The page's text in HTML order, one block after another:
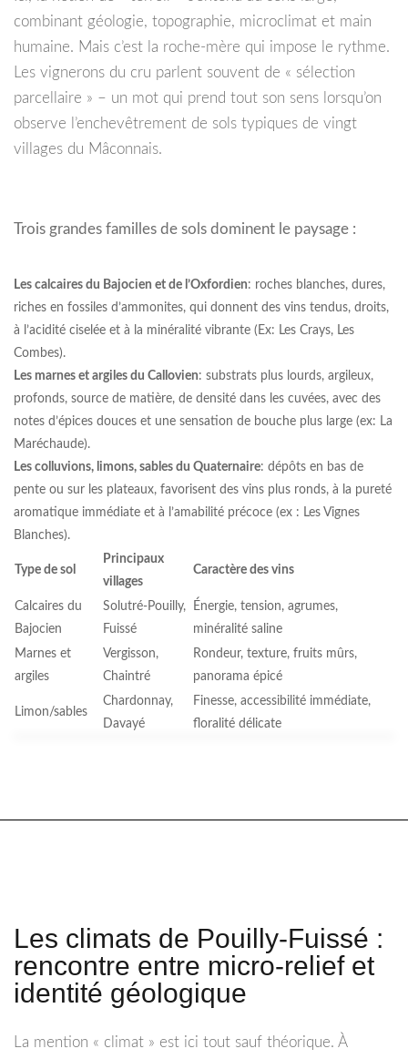
combinant géologie, topographie, microclimat et main
humaine. Mais c’est la roche-mère qui impose le rythme.
Les vignerons du cru parlent souvent de « sélection
parcellaire » – un mot qui prend tout son sens lorsqu’on
observe l’enchevêtrement de sols typiques de vingt
villages du Mâconnais.
Trois grandes familles de sols dominent le paysage :
Les calcaires du Bajocien et de l’Oxfordien: roches blanches, dures,
riches en fossiles d’ammonites, qui donnent des vins tendus, droits,
à l’acidité ciselée et à la minéralité vibrante (Ex: Les Crays, Les
Combes).
Les marnes et argiles du Callovien: substrats plus lourds, argileux,
profonds, source de matière, de densité dans les cuvées, avec des
notes d’épices douces et une sensation de bouche plus large (ex: La
Maréchaude).
Les colluvions, limons, sables du Quaternaire: dépôts en bas de
pente ou sur les plateaux, favorisent des vins plus ronds, à la pureté
aromatique immédiate et à l’amabilité précoce (ex : Les Vignes
Blanches).
Type de sol
Principaux
villages
Caractère des vins
Calcaires du
Bajocien
Solutré-Pouilly,
Fuissé
Énergie, tension, agrumes,
minéralité saline
Marnes et
argiles
Vergisson,
Chaintré
Rondeur, texture, fruits mûrs,
panorama épicé
Limon/sables
Chardonnay,
Davayé
Finesse, accessibilité immédiate,
floralité délicate
Les climats de Pouilly-Fuissé :
rencontre entre micro-relief et
identité géologique
La mention « climat » est ici tout sauf théorique. À